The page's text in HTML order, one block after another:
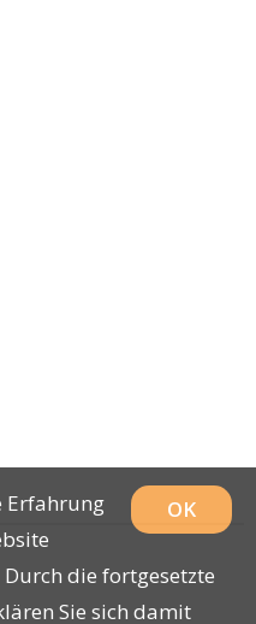
OK
Erfahrung
die fortgesetzte
Sie sich damit